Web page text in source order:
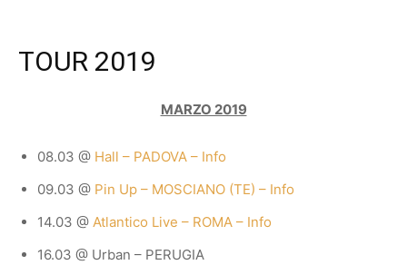
TOUR 2019
MARZO 2019
08.03 @ Hall – PADOVA – Info
09.03 @ Pin Up – MOSCIANO (TE) – Info
14.03 @ Atlantico Live – ROMA – Info
16.03 @ Urban – PERUGIA